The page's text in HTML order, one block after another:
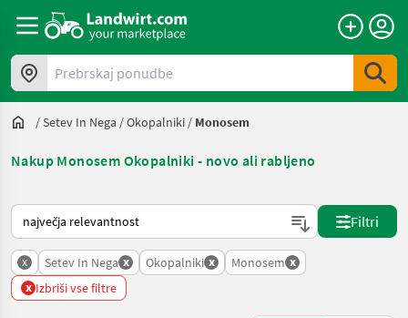
Prebrskaj ponudbe
/Setev In Nega /Okopalniki / Monosem
Nakup Monosem Okopalniki - novo ali rabljeno
Tako je razvrščeno na Landwirt.com
Filtri
x Setev In Nega x Okopalniki x Monosem x
x Izbriši vse filtre